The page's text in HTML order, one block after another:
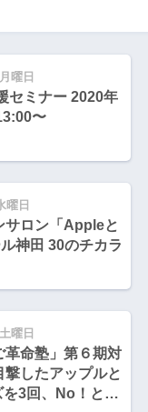
曜日
セミナー 2020年
〜
曜日
サロン「Appleと
神田 30のチカラ
曜日
革命塾」第６期対
したアップルと
を3回、No！と怒